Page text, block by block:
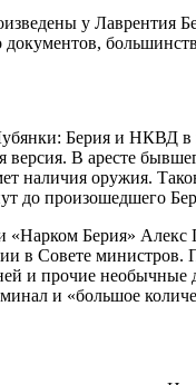
у Лаврентия
Берия и НКВД
В аресте
наличия оружия.
до произошедшего
«Нарком Берия»
в Совете
и прочие
и «большое